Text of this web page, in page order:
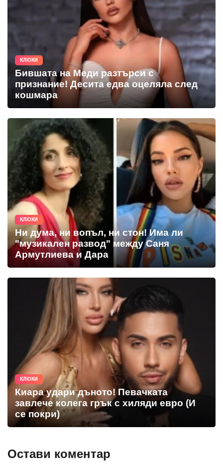
КЛЮКИ
Бившата на Меди разтърси с
признание! Десита едва оцеляла след
кошмара
КЛЮКИ
Ни дума, ни вопъл, ни стон! Има ли
"музикален развод" между Саня
Армутлиева и Дара
КЛЮКИ
Киара удари дъното! Певачката
завлече колега грък с хиляди евро (И
се покри)
Остави коментар